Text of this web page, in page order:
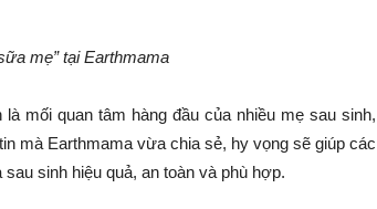
mẹ” tại Earthmama
mối quan tâm hàng đầu của nhiều mẹ sau sinh,
mà Earthmama vừa chia sẻ, hy vọng sẽ giúp các
sinh hiệu quả, an toàn và phù hợp.